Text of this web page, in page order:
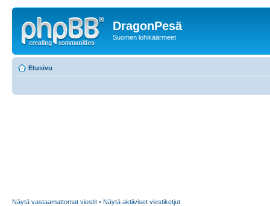
DragonPesä
Suomen lohikäärmeet
Etusivu
Näytä vastaamattomat viestit • Näytä aktiiviset viestiketjut